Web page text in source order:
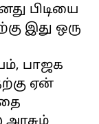
பிடியை
இது ஒரு
பாஜக
ஏன்